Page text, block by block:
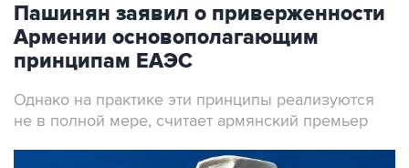
Пашинян заявил о приверженности
Армении основополагающим
принципам ЕАЭС
Однако на практике эти принципы реализуются
не в полной мере, считает армянский премьер